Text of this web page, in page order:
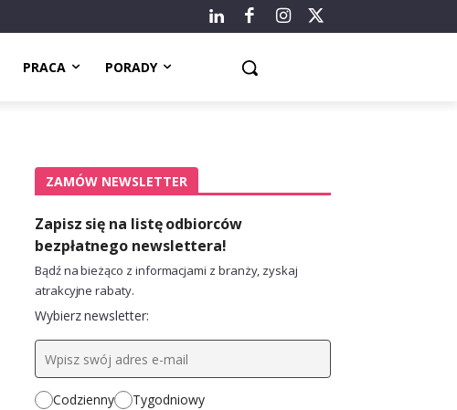
PRACA PORADY
ZAMÓW NEWSLETTER
Zapisz się na listę odbiorców
bezpłatnego newslettera!
Bądź na bieżąco z informacjami z branży, zyskaj
atrakcyjne rabaty.
Wybierz newsletter:
Codzienny
Tygodniowy